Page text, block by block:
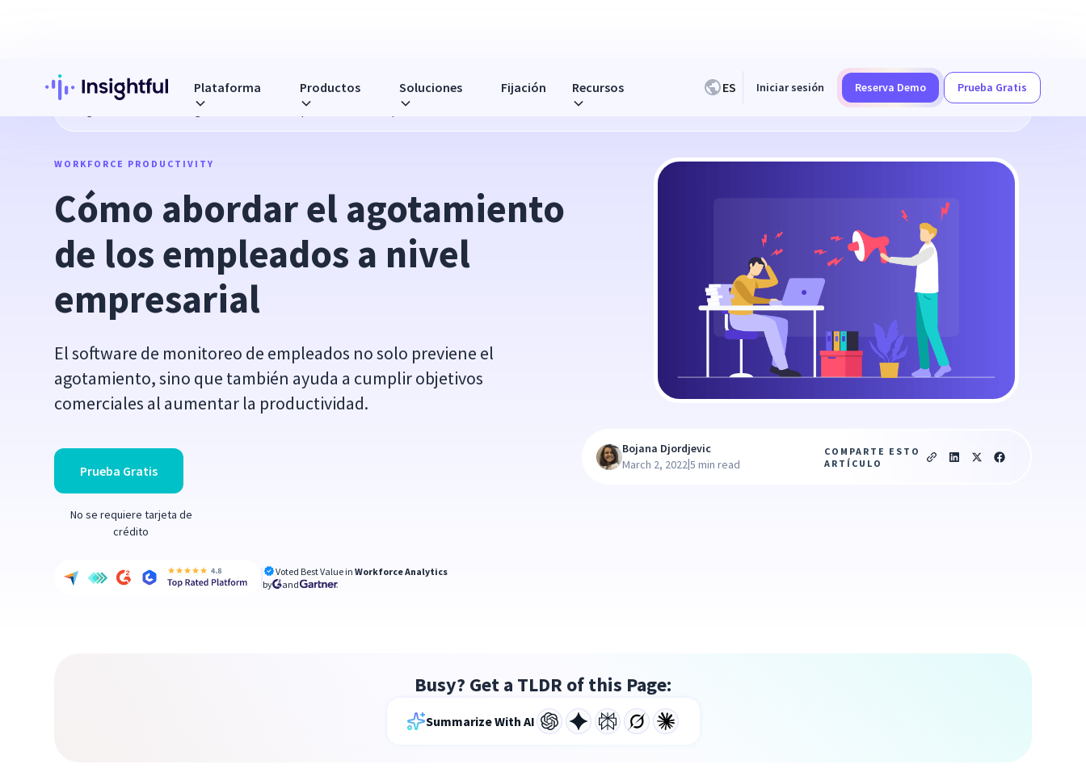
Plataforma Productos Soluciones Fijación Recursos ES Iniciar sesión Reserva Demo
Prueba Gratis
Cómo abordar el agotamiento de los empleados a nivel empresarial
WORKFORCE PRODUCTIVITY
Cómo abordar el agotamiento
de los empleados a nivel
empresarial
El software de monitoreo de empleados no solo previene el
agotamiento, sino que también ayuda a cumplir objetivos
comerciales al aumentar la productividad.
Prueba Gratis
No se requiere tarjeta de
crédito
Voted Best Value inWorkforce Analytics
by
and
Bojana Djordjevic
March 2, 2022|5 min read
COMPARTE ESTO
ARTÍCULO
Busy? Get a TLDR of this Page:
Summarize With AI